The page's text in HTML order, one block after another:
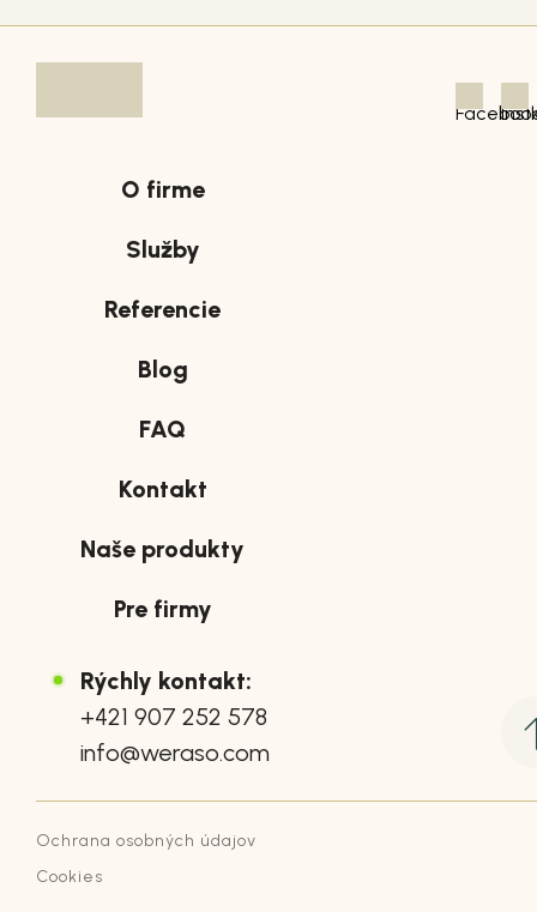
O firme
Služby
Referencie
Blog
FAQ
Kontakt
Naše produkty
Pre firmy
Rýchly kontakt:
+421 907 252 578
info@weraso.com
Ochrana osobných údajov
Cookies